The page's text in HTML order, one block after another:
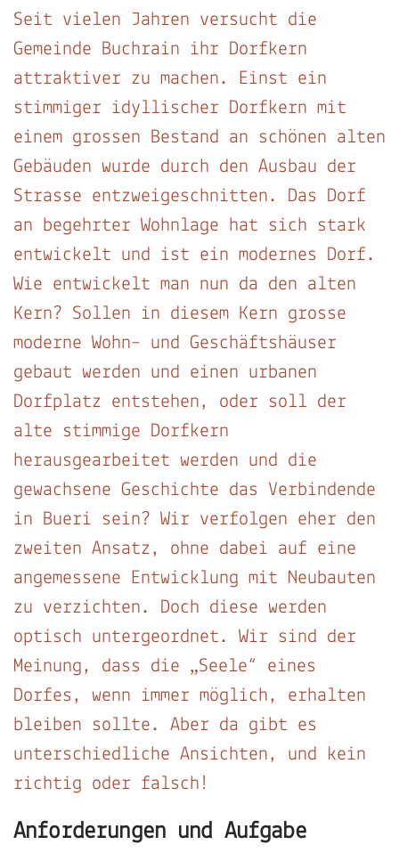
Seit vielen Jahren versucht die
Gemeinde Buchrain ihr Dorfkern
attraktiver zu machen. Einst ein
stimmiger idyllischer Dorfkern mit
einem grossen Bestand an schönen alten
Gebäuden wurde durch den Ausbau der
Strasse entzweigeschnitten. Das Dorf
an begehrter Wohnlage hat sich stark
entwickelt und ist ein modernes Dorf.
Wie entwickelt man nun da den alten
Kern? Sollen in diesem Kern grosse
moderne Wohn– und Geschäftshäuser
gebaut werden und einen urbanen
Dorfplatz entstehen, oder soll der
alte stimmige Dorfkern
herausgearbeitet werden und die
gewachsene Geschichte das Verbindende
in Bueri sein? Wir verfolgen eher den
zweiten Ansatz, ohne dabei auf eine
angemessene Entwicklung mit Neubauten
zu verzichten. Doch diese werden
optisch untergeordnet. Wir sind der
Meinung, dass die „Seele“ eines
Dorfes, wenn immer möglich, erhalten
bleiben sollte. Aber da gibt es
unterschiedliche Ansichten, und kein
richtig oder falsch!
Anforderungen und Aufgabe